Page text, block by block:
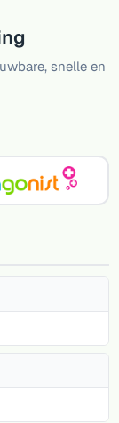
snelle en